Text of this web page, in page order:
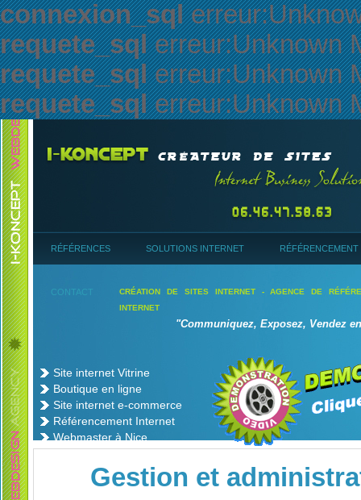
connexion_sql
requete_sqlerreur:Unknown
requete_sqlerreur:Unknown
requete_sqlerreur:Unknown
RÉFÉRENCES SOLUTIONS INTERNET
CONTACT
CRÉATION DE SITES INTERNET - AGENCE DE
INTERNET
"Communiquez, Exposez, Vendez
Site internet Vitrine
Boutique en ligne
Site internet e-commerce
Référencement Internet
Webmaster à Nice
Gestion et